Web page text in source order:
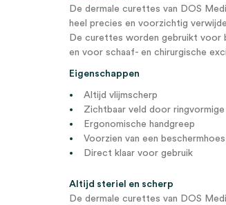
De dermale curettes van DOS
heel precies en voorzichtig
De curettes worden gebruikt voor
en voor schaaf- en chirurgische
Eigenschappen
Altijd vlijmscherp
Zichtbaar veld door ringvormige
Ergonomische handgreep
Voorzien van een beschermhoes
Direct klaar voor gebruik
Altijd steriel en scherp
De dermale curettes van DOS